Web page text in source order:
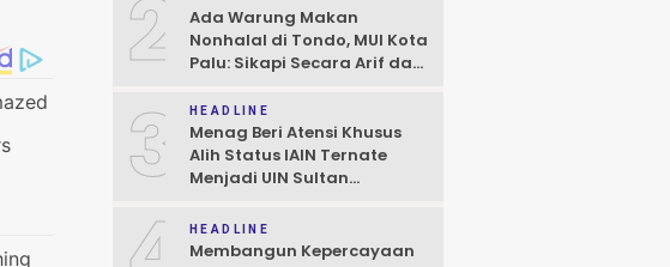
2
Ada Warung Makan
Nonhalal di Tondo, MUI Kota
Palu: Sikapi Secara Arif dan
3 HEADLINE
Menag Beri Atensi Khusus
Alih Status IAIN Ternate
Menjadi UIN Sultan
Natalis
HEADLINE
Membangun Kepercayaan